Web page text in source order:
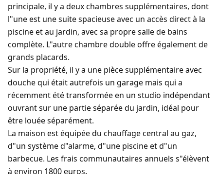
principale, il y a deux chambres supplémentaires, dont
l"une est une suite spacieuse avec un accès direct à la
piscine et au jardin, avec sa propre salle de bains
complète. L"autre chambre double offre également de
grands placards.
Sur la propriété, il y a une pièce supplémentaire avec
douche qui était autrefois un garage mais qui a
récemment été transformée en un studio indépendant
ouvrant sur une partie séparée du jardin, idéal pour
être louée séparément.
La maison est équipée du chauffage central au gaz,
d"un système d"alarme, d"une piscine et d"un
barbecue. Les frais communautaires annuels s"élèvent
à environ 1800 euros.